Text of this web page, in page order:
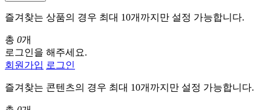
즐겨찾는 상품의 경우 최대 10개까지만 설정 가능합니다.
총 0개
로그인을 해주세요.
회원가입 로그인
즐겨찾는 콘텐츠의 경우 최대 10개까지만 설정 가능합니다.